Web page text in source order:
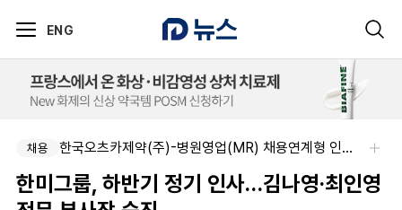
ENG
채용 한국오츠카제약(주)-병원영업(MR) 채용연계형 인턴(신입사원) 모집 공고
한미그룹, 하반기 정기 인사…김나영·최인영